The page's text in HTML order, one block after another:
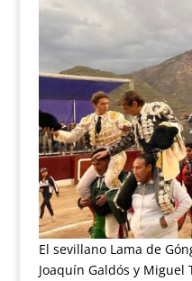
El sevillano Lama de
Joaquín Galdós y